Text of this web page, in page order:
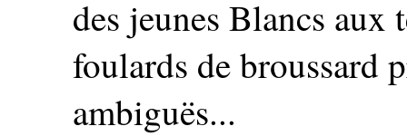
des jeunes Blancs aux
foulards de broussard
ambiguës...